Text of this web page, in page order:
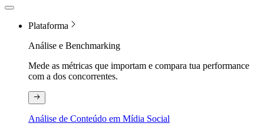
Plataforma
Análise e Benchmarking
Mede as métricas que importam e compara tua performance
com a dos concorrentes.
Análise de Conteúdo em Mídia Social